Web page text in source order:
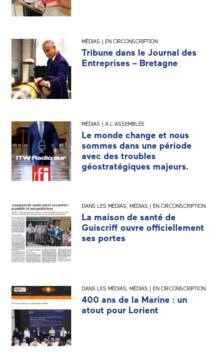
MÉDIAS | EN CIRCONSCRIPTION
Tribune dans le Journal des
Entreprises – Bretagne
MÉDIAS | A L'ASSEMBLÉE
Le monde change et nous
sommes dans une période
avec des troubles
géostratégiques majeurs.
DANS LES MÉDIAS, MÉDIAS | EN CIRCONSCRIPTION
La maison de santé de
Guiscriff ouvre officiellement
ses portes
DANS LES MÉDIAS, MÉDIAS | EN CIRCONSCRIPTION
400 ans de la Marine : un
atout pour Lorient